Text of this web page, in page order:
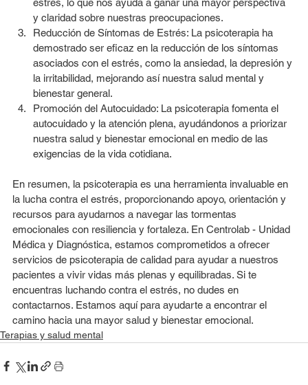
estrés, lo que nos ayuda a ganar una mayor perspectiva
y claridad sobre nuestras preocupaciones.
Reducción de Síntomas de Estrés: La psicoterapia ha
demostrado ser eficaz en la reducción de los síntomas
asociados con el estrés, como la ansiedad, la depresión y
la irritabilidad, mejorando así nuestra salud mental y
bienestar general.
Promoción del Autocuidado: La psicoterapia fomenta el
autocuidado y la atención plena, ayudándonos a priorizar
nuestra salud y bienestar emocional en medio de las
exigencias de la vida cotidiana.
En resumen, la psicoterapia es una herramienta invaluable en
la lucha contra el estrés, proporcionando apoyo, orientación y
recursos para ayudarnos a navegar las tormentas
emocionales con resiliencia y fortaleza. En Centrolab - Unidad
Médica y Diagnóstica, estamos comprometidos a ofrecer
servicios de psicoterapia de calidad para ayudar a nuestros
pacientes a vivir vidas más plenas y equilibradas. Si te
encuentras luchando contra el estrés, no dudes en
contactarnos. Estamos aquí para ayudarte a encontrar el
camino hacia una mayor salud y bienestar emocional.
Terapias y salud mental